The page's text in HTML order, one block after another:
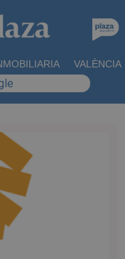
VALÈNCIA